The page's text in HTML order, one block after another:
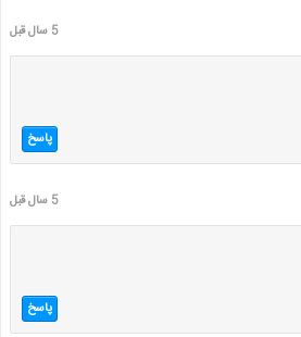
5 سال قبل
پاسخ
5 سال قبل
پاسخ